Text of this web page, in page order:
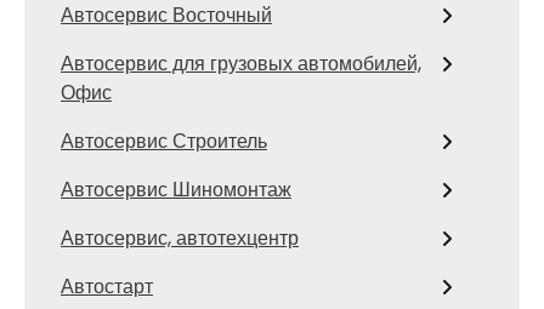
Автосервис Восточный
Автосервис для грузовых автомобилей,
Офис
Автосервис Строитель
Автосервис Шиномонтаж
Автосервис, автотехцентр
Автостарт